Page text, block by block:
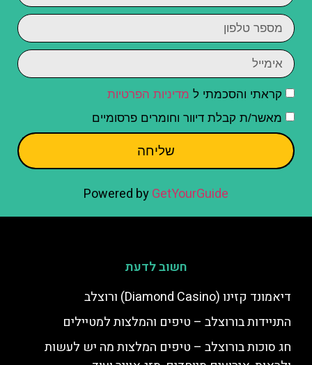
קראתי והסכמתי ל מדיניות הפרטיות
מאשר/ת קבלת דיוור וחומרים פרסומיים
שליחה
Powered byGetYourGuide
חשוב לדעת
דיאמונד קזינו (Diamond Casino) ורוצלב
התניידות בורוצלב – טיפים והמלצות למטיילים
חג סוכות בורוצלב – טיפים המלצות מה יש לעשות